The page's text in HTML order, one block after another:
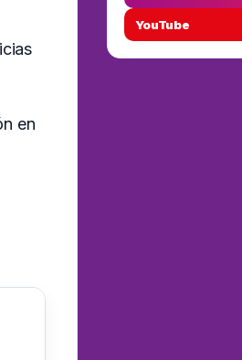
en
YouTube